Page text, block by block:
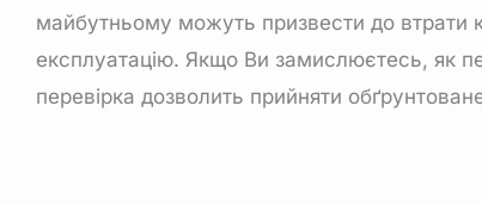
майбутньому можуть призвести до втрати
експлуатацію. Якщо Ви замислюєтесь, як
перевірка дозволить прийняти